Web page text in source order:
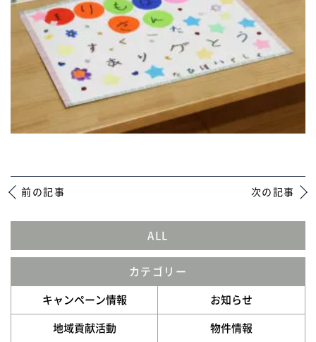
前の記事 次の記事
ALL
カテゴリー
キャンペーン情報
お知らせ
地域貢献活動
物件情報